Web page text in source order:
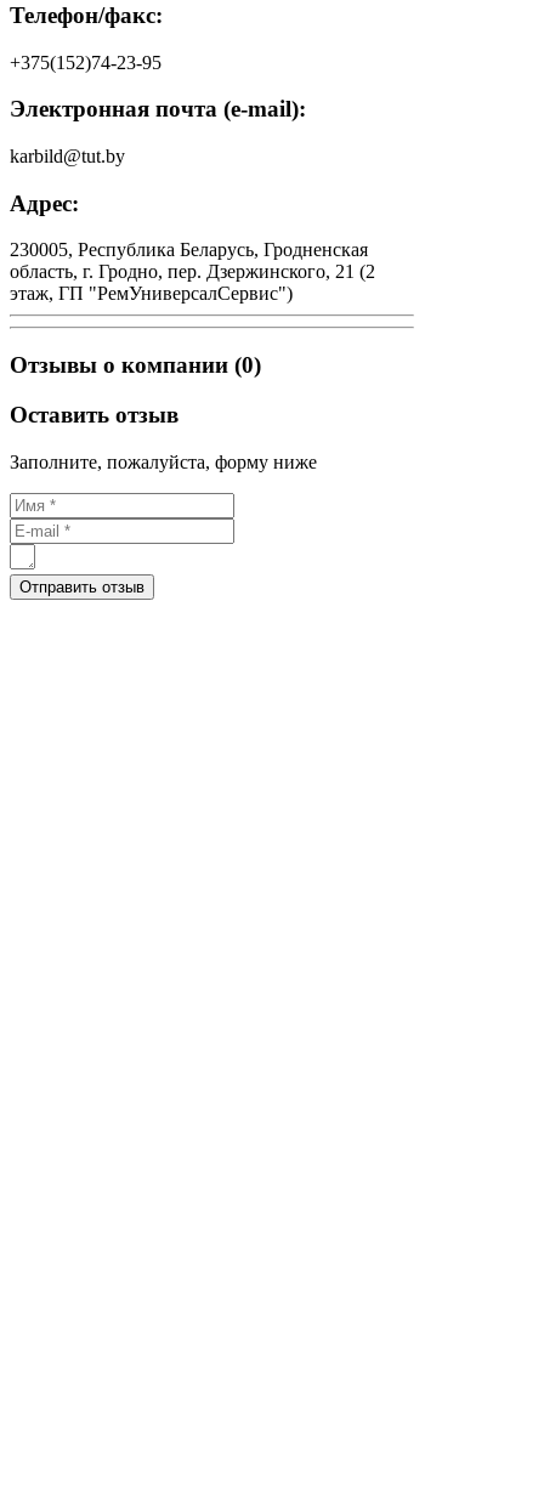
Телефон/факс:
+375(152)74-23-95
Электронная почта (e-mail):
karbild@tut.by
Адрес:
230005, Республика Беларусь, Гродненская
область, г. Гродно, пер. Дзержинского, 21 (2
этаж, ГП "РемУниверсалСервис")
Отзывы о компании (0)
Оставить отзыв
Заполните, пожалуйста, форму ниже